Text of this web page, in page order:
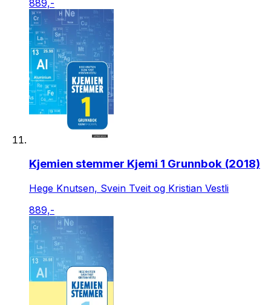
889,-
Kjemien stemmer Kjemi 1 Grunnbok (2018)
Hege Knutsen, Svein Tveit og Kristian Vestli
889,-